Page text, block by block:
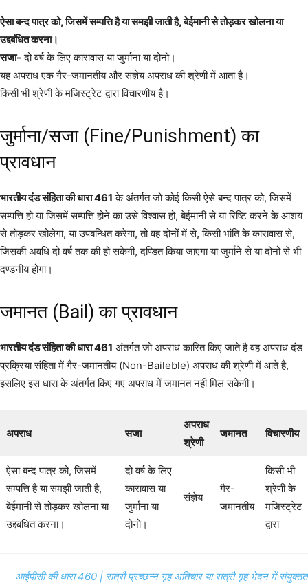
ऐसा बन्द पात्र को, जिसमें सम्पत्ति है या समझी जाती है, बेईमानी से तोड़कर खोलना या
उद्दबंधित करना।
सजा- दो वर्ष के लिए कारावास या जुर्माना या दोनो।
यह अपराध एक गैर-जमानतीय और संज्ञेय अपराध की श्रेणी में आता है।
किसी भी श्रेणी के मजिस्ट्रेट द्वारा विचारणीय है।
जुर्माना/सजा (Fine/Punishment) का
प्रावधान
भारतीय दंड संहिता की धारा 461 के अंतर्गत जो कोई किसी ऐसे बन्द पात्र को, जिसमें
सम्पत्ति हो या जिसमें सम्पत्ति होने का उसे विश्वास हो, बेईमानी से या रिष्टि करने के आशय
से तोड़कर खोलेगा, या उपबन्धित करेगा, तो वह दोनों में से, किसी भांति के कारावास से,
जिसकी अवधि दो वर्ष तक की हो सकेगी, दण्डित किया जाएगा या जुर्माने से या दोनो से भी
दण्डनीय होगा।
जमानत (Bail) का प्रावधान
भारतीय दंड संहिता की धारा 461 अंतर्गत जो अपराध कारित किए जाते है वह अपराध दंड
प्रक्रिया संहिता में गैर-जमानतीय (Non-Baileble) अपराध की श्रेणी में आते है,
इसलिए इस धारा के अंतर्गत किए गए अपराध में जमानत नही मिल सकेगी।
अपराध सजा
अपराध
श्रेणी
जमानत विचारणीय
ऐसा बन्द पात्र को, जिसमें
सम्पत्ति है या समझी जाती है,
बेईमानी से तोड़कर खोलना या
उद्दबंधित करना।
दो वर्ष के लिए
कारावास या
जुर्माना या
दोनो।
संज्ञेय
गैर-
जमानतीय
किसी भी
श्रेणी के
मजिस्ट्रेट
द्वारा
आईपीसी की धारा 460 | रात्रौ प्रच्छन्न गृह अतिचार या रात्रौ गृह भेदन में